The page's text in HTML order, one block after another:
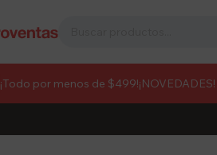
¡Todo por menos de $499!¡NOVEDADES!